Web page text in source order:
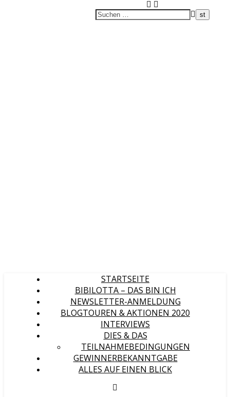
STARTSEITE
BIBILOTTA – DAS BIN ICH
NEWSLETTER-ANMELDUNG
BLOGTOUREN & AKTIONEN 2020
INTERVIEWS
DIES & DAS
TEILNAHMEBEDINGUNGEN
GEWINNERBEKANNTGABE
ALLES AUF EINEN BLICK